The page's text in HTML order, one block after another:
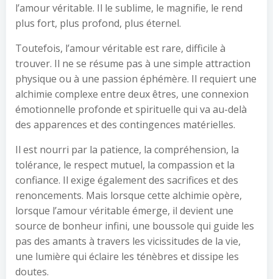
l’amour véritable. Il le sublime, le magnifie, le rend
plus fort, plus profond, plus éternel.
Toutefois, l’amour véritable est rare, difficile à
trouver. Il ne se résume pas à une simple attraction
physique ou à une passion éphémère. Il requiert une
alchimie complexe entre deux êtres, une connexion
émotionnelle profonde et spirituelle qui va au-delà
des apparences et des contingences matérielles.
Il est nourri par la patience, la compréhension, la
tolérance, le respect mutuel, la compassion et la
confiance. Il exige également des sacrifices et des
renoncements. Mais lorsque cette alchimie opère,
lorsque l’amour véritable émerge, il devient une
source de bonheur infini, une boussole qui guide les
pas des amants à travers les vicissitudes de la vie,
une lumière qui éclaire les ténèbres et dissipe les
doutes.